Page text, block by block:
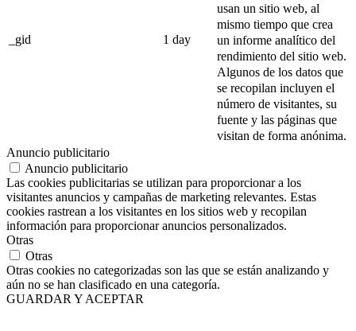
_gid 1 day
usan un sitio web, al
mismo tiempo que crea
un informe analítico del
rendimiento del sitio web.
Algunos de los datos que
se recopilan incluyen el
número de visitantes, su
fuente y las páginas que
visitan de forma anónima.
Anuncio publicitario
Anuncio publicitario
Las cookies publicitarias se utilizan para proporcionar a los
visitantes anuncios y campañas de marketing relevantes. Estas
cookies rastrean a los visitantes en los sitios web y recopilan
información para proporcionar anuncios personalizados.
Otras
Otras
Otras cookies no categorizadas son las que se están analizando y
aún no se han clasificado en una categoría.
GUARDAR Y ACEPTAR